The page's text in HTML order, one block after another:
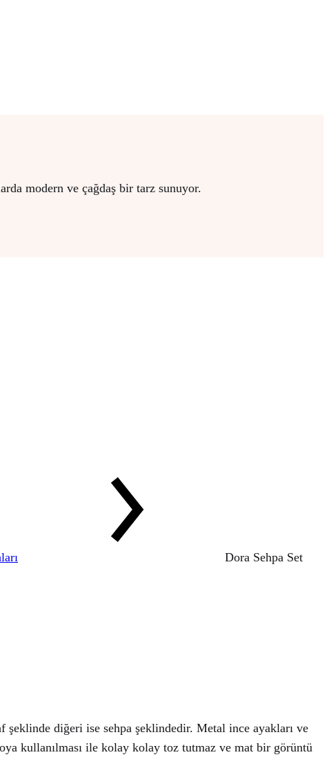
modern ve çağdaş bir tarz sunuyor.
Dora Sehpa Set
şeklinde diğeri ise sehpa şeklindedir. Metal ince ayakları ve
kullanılması ile kolay kolay toz tutmaz ve mat bir görüntü